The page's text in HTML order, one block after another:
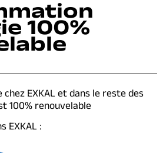
100%
chez EXKAL et dans le reste des
100% renouvelable
EXKAL :